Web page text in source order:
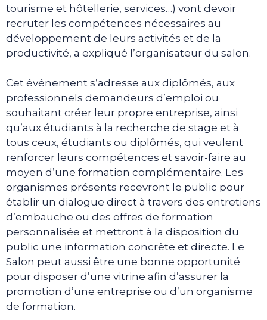
tourisme et hôtellerie, services…) vont devoir
recruter les compétences nécessaires au
développement de leurs activités et de la
productivité, a expliqué l’organisateur du salon.
Cet événement s’adresse aux diplômés, aux
professionnels demandeurs d’emploi ou
souhaitant créer leur propre entreprise, ainsi
qu’aux étudiants à la recherche de stage et à
tous ceux, étudiants ou diplômés, qui veulent
renforcer leurs compétences et savoir-faire au
moyen d’une formation complémentaire. Les
organismes présents recevront le public pour
établir un dialogue direct à travers des entretiens
d’embauche ou des offres de formation
personnalisée et mettront à la disposition du
public une information concrète et directe. Le
Salon peut aussi être une bonne opportunité
pour disposer d’une vitrine afin d’assurer la
promotion d’une entreprise ou d’un organisme
de formation.